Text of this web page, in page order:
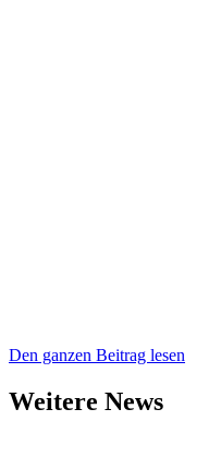
Den ganzen Beitrag lesen
Weitere News